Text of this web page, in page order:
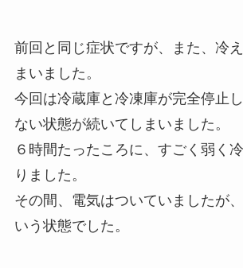
前回と同じ症状ですが、また、冷
まいました。
今回は冷蔵庫と冷凍庫が完全停止
ない状態が続いてしまいました。
６時間たったころに、すごく弱く
りました。
その間、電気はついていましたが
いう状態でした。